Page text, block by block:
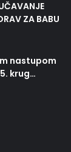
ZA BABU
nastupom
krug…